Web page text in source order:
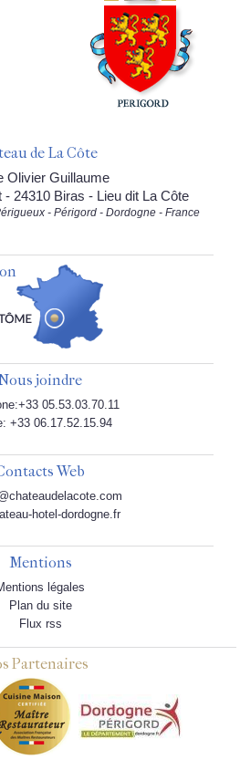
de La Côte
Olivier Guillaume
24310 Biras - Lieu dit La Côte
- Périgord - Dordogne - France
joindre
05.53.03.70.11
+33 06.17.52.15.94
Web
hotel-dordogne.fr
Mentions
légales
Plan du site
Flux rss
Partenaires